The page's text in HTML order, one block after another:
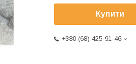
Купити
+380 (68) 425-91-46